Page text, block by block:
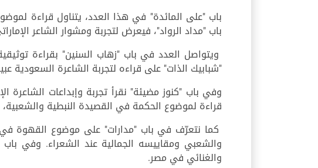
باب "على المائدة" في هذا العدد، يتناول قراءة
باب "مداد الرواد"، فيعرض لتجربة ومشوار الشاعر
ويتواصل العدد في باب "زهاب السنين" بقراءة
"شبابيك الذات" على قراءه لتجربة الشاعرة السعودية
وفي باب "كنوز مضيئة" نقرأ تجربة وإبداعات الشاعرة
قراءة لموضوع الحكمة في القصيدة النبطية والشعبية،
كما نتعرّف في باب "مدارات" على موضوع القهوة
والشعبي ومقاييسه الجمالية عند الشعراء. وفي
والغنائي في مصر.